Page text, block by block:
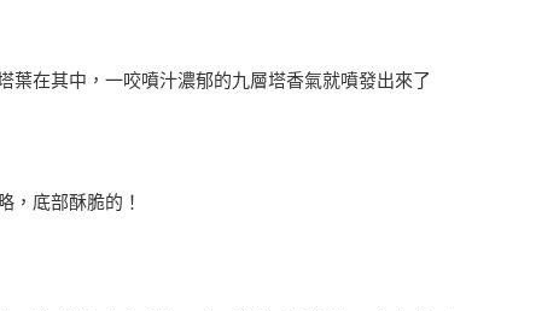
葉在其中，一咬噴汁濃郁的九層塔香氣就噴發出來了
，底部酥脆的！